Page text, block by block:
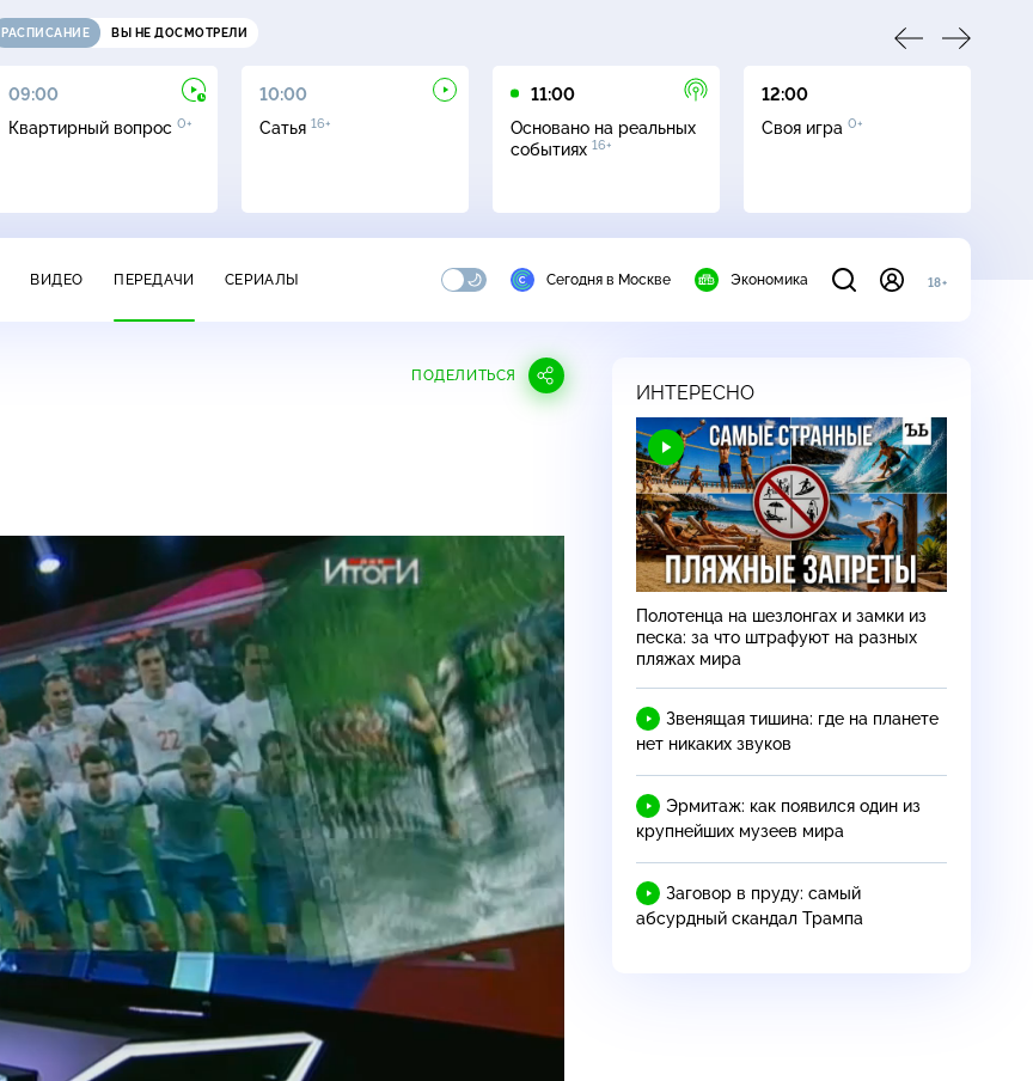
РАСПИСАНИЕ ВЫ НЕ ДОСМОТРЕЛИ
09:00
Квартирный вопрос 0+
10:00
Сатья 16+
11:00
Основано на реальных
событиях 16+
12:00
Своя игра 0+
ВИДЕО ПЕРЕДАЧИ СЕРИАЛЫ Сегодня в Москве Экономика 18+
ПОДЕЛИТЬСЯ
ИНТЕРЕСНО
Полотенца на шезлонгах и замки из
песка: за что штрафуют на разных
пляжах мира
Звенящая тишина: где на планете
нет никаких звуков
Эрмитаж: как появился один из
крупнейших музеев мира
Заговор в пруду: самый
абсурдный скандал Трампа